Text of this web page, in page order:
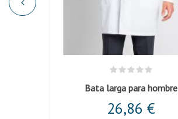
Bata larga para hombre
26,86 €